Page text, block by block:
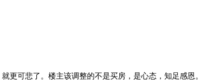
更可悲了。楼主该调整的不是买房，是心态，知足感恩。